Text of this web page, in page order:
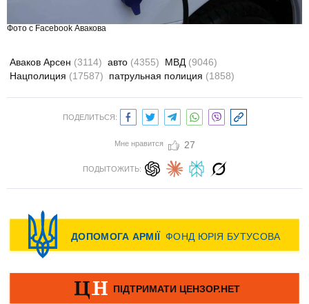
Фото с Facebook Авакова
Аваков Арсен (3114) авто (4355) МВД (9046)
Нацполиция (17587) патрульная полиция (1858)
ПОДЕЛИТЬСЯ:
Мне нравится 27
ПОДЫТОЖИТЬ: